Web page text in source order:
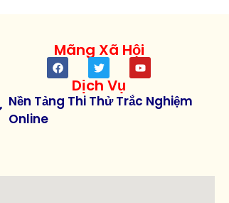
Mãng Xã Hội
Dịch Vụ
Nền Tảng Thi Thử Trắc Nghiệm
Online